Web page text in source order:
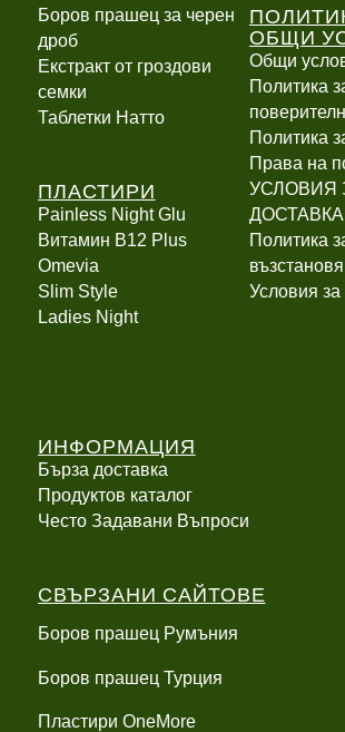
Боров прашец за черен
дроб
Екстракт от гроздови
семки
Таблетки Натто
ПЛАСТИРИ
Painless Night Glu
Витамин B12 Plus
Оmevia
Slim Style
Ladies Night
ОБЩИ
Общи
Политика
Политика
Права на
УСЛОВИЯ
ДОСТАВКА
Политика
Условия за
ИНФОРМАЦИЯ
Бърза доставка
Продуктов каталог
Често Задавани Въпроси
СВЪРЗАНИ САЙТОВЕ
Боров прашец Румъния
Боров прашец Турция
Пластири OneMore